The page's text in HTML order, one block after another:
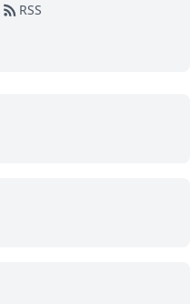
RSS